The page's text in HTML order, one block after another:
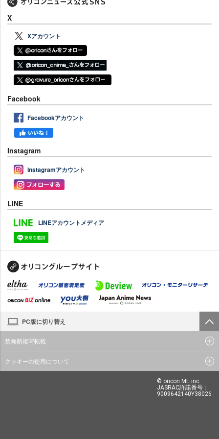
X
Xアカウント
Facebook
Facebookアカウント
Instagram
Instagramアカウント
LINE
LINEアカウントメディア
PC版に切り替え
禁無断複写転載
クッキーの使用について
© oricon ME inc.
JASRAC許諾番号：
9009642140Y38026